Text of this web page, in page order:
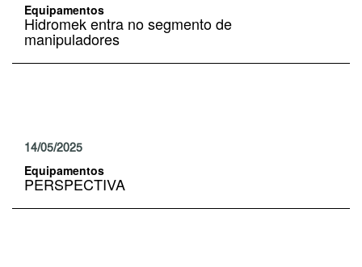
Equipamentos
Hidromek entra no segmento de
manipuladores
14/05/2025
Equipamentos
PERSPECTIVA